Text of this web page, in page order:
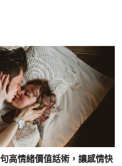
高情緒價值話術，讓感情快